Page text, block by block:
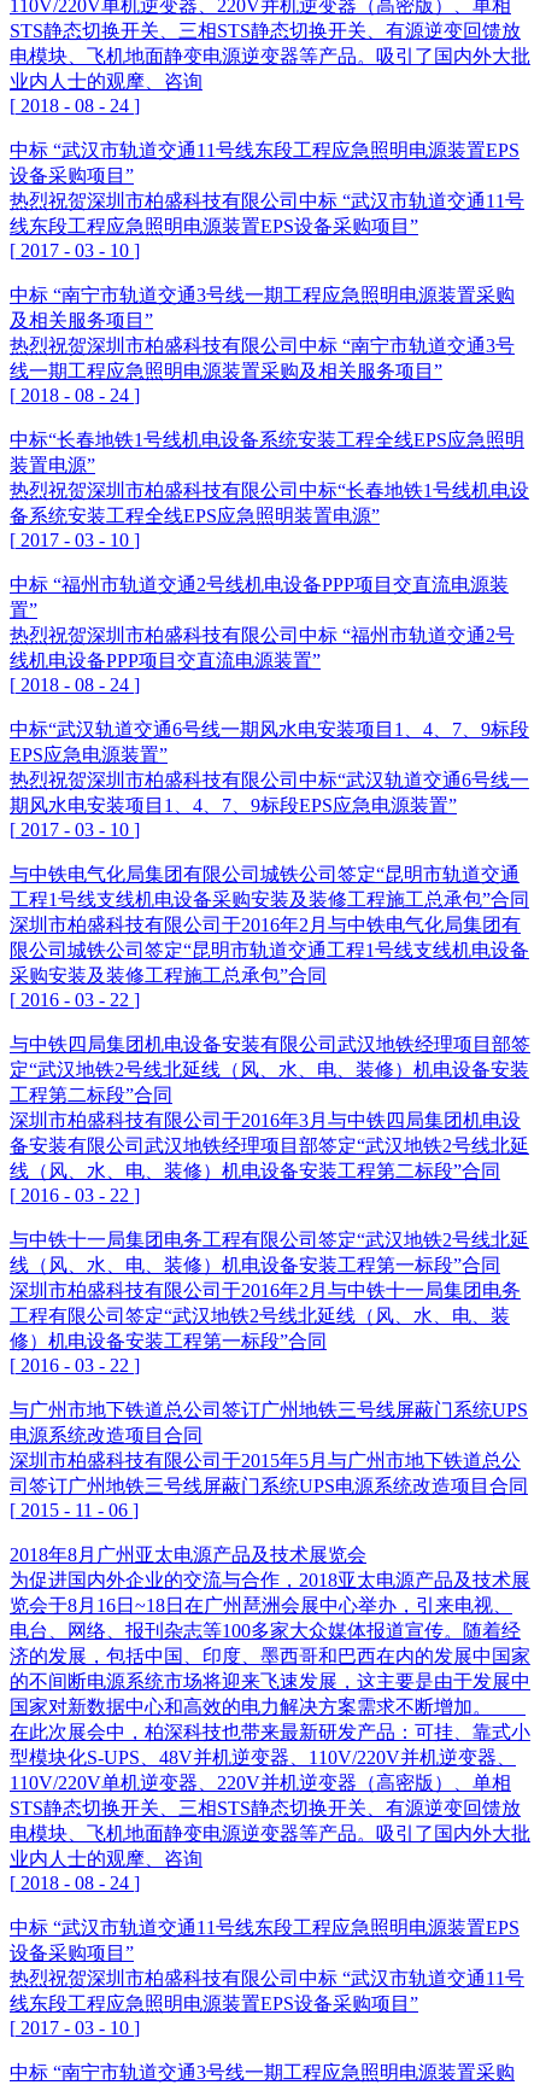
110V/220V单机逆变器、220V并机逆变器（高密版）、单相
STS静态切换开关、三相STS静态切换开关、有源逆变回馈放
电模块、飞机地面静变电源逆变器等产品。吸引了国内外大批
业内人士的观摩、咨询
[ 2018 - 08 - 24 ]
中标 “武汉市轨道交通11号线东段工程应急照明电源装置EPS
设备采购项目”
热烈祝贺深圳市柏盛科技有限公司中标 “武汉市轨道交通11号
线东段工程应急照明电源装置EPS设备采购项目”
[ 2017 - 03 - 10 ]
中标 “南宁市轨道交通3号线一期工程应急照明电源装置采购
及相关服务项目”
热烈祝贺深圳市柏盛科技有限公司中标 “南宁市轨道交通3号
线一期工程应急照明电源装置采购及相关服务项目”
[ 2018 - 08 - 24 ]
中标“长春地铁1号线机电设备系统安装工程全线EPS应急照明
装置电源”
热烈祝贺深圳市柏盛科技有限公司中标“长春地铁1号线机电设
备系统安装工程全线EPS应急照明装置电源”
[ 2017 - 03 - 10 ]
中标 “福州市轨道交通2号线机电设备PPP项目交直流电源装
置”
热烈祝贺深圳市柏盛科技有限公司中标 “福州市轨道交通2号
线机电设备PPP项目交直流电源装置”
[ 2018 - 08 - 24 ]
中标“武汉轨道交通6号线一期风水电安装项目1、4、7、9标段
EPS应急电源装置”
热烈祝贺深圳市柏盛科技有限公司中标“武汉轨道交通6号线一
期风水电安装项目1、4、7、9标段EPS应急电源装置”
[ 2017 - 03 - 10 ]
与中铁电气化局集团有限公司城铁公司签定“昆明市轨道交通
工程1号线支线机电设备采购安装及装修工程施工总承包”合同
深圳市柏盛科技有限公司于2016年2月与中铁电气化局集团有
限公司城铁公司签定“昆明市轨道交通工程1号线支线机电设备
采购安装及装修工程施工总承包”合同
[ 2016 - 03 - 22 ]
与中铁四局集团机电设备安装有限公司武汉地铁经理项目部签
定“武汉地铁2号线北延线（风、水、电、装修）机电设备安装
工程第二标段”合同
深圳市柏盛科技有限公司于2016年3月与中铁四局集团机电设
备安装有限公司武汉地铁经理项目部签定“武汉地铁2号线北延
线（风、水、电、装修）机电设备安装工程第二标段”合同
[ 2016 - 03 - 22 ]
与中铁十一局集团电务工程有限公司签定“武汉地铁2号线北延
线（风、水、电、装修）机电设备安装工程第一标段”合同
深圳市柏盛科技有限公司于2016年2月与中铁十一局集团电务
工程有限公司签定“武汉地铁2号线北延线（风、水、电、装
修）机电设备安装工程第一标段”合同
[ 2016 - 03 - 22 ]
与广州市地下铁道总公司签订广州地铁三号线屏蔽门系统UPS
电源系统改造项目合同
深圳市柏盛科技有限公司于2015年5月与广州市地下铁道总公
司签订广州地铁三号线屏蔽门系统UPS电源系统改造项目合同
[ 2015 - 11 - 06 ]
2018年8月广州亚太电源产品及技术展览会
为促进国内外企业的交流与合作，2018亚太电源产品及技术展
览会于8月16日~18日在广州琶洲会展中心举办，引来电视、
电台、网络、报刊杂志等100多家大众媒体报道宣传。随着经
济的发展，包括中国、印度、墨西哥和巴西在内的发展中国家
的不间断电源系统市场将迎来飞速发展，这主要是由于发展中
国家对新数据中心和高效的电力解决方案需求不断增加。
在此次展会中，柏深科技也带来最新研发产品：可挂、靠式小
型模块化S-UPS、48V并机逆变器、110V/220V并机逆变器、
110V/220V单机逆变器、220V并机逆变器（高密版）、单相
STS静态切换开关、三相STS静态切换开关、有源逆变回馈放
电模块、飞机地面静变电源逆变器等产品。吸引了国内外大批
业内人士的观摩、咨询
[ 2018 - 08 - 24 ]
中标 “武汉市轨道交通11号线东段工程应急照明电源装置EPS
设备采购项目”
热烈祝贺深圳市柏盛科技有限公司中标 “武汉市轨道交通11号
线东段工程应急照明电源装置EPS设备采购项目”
[ 2017 - 03 - 10 ]
中标 “南宁市轨道交通3号线一期工程应急照明电源装置采购